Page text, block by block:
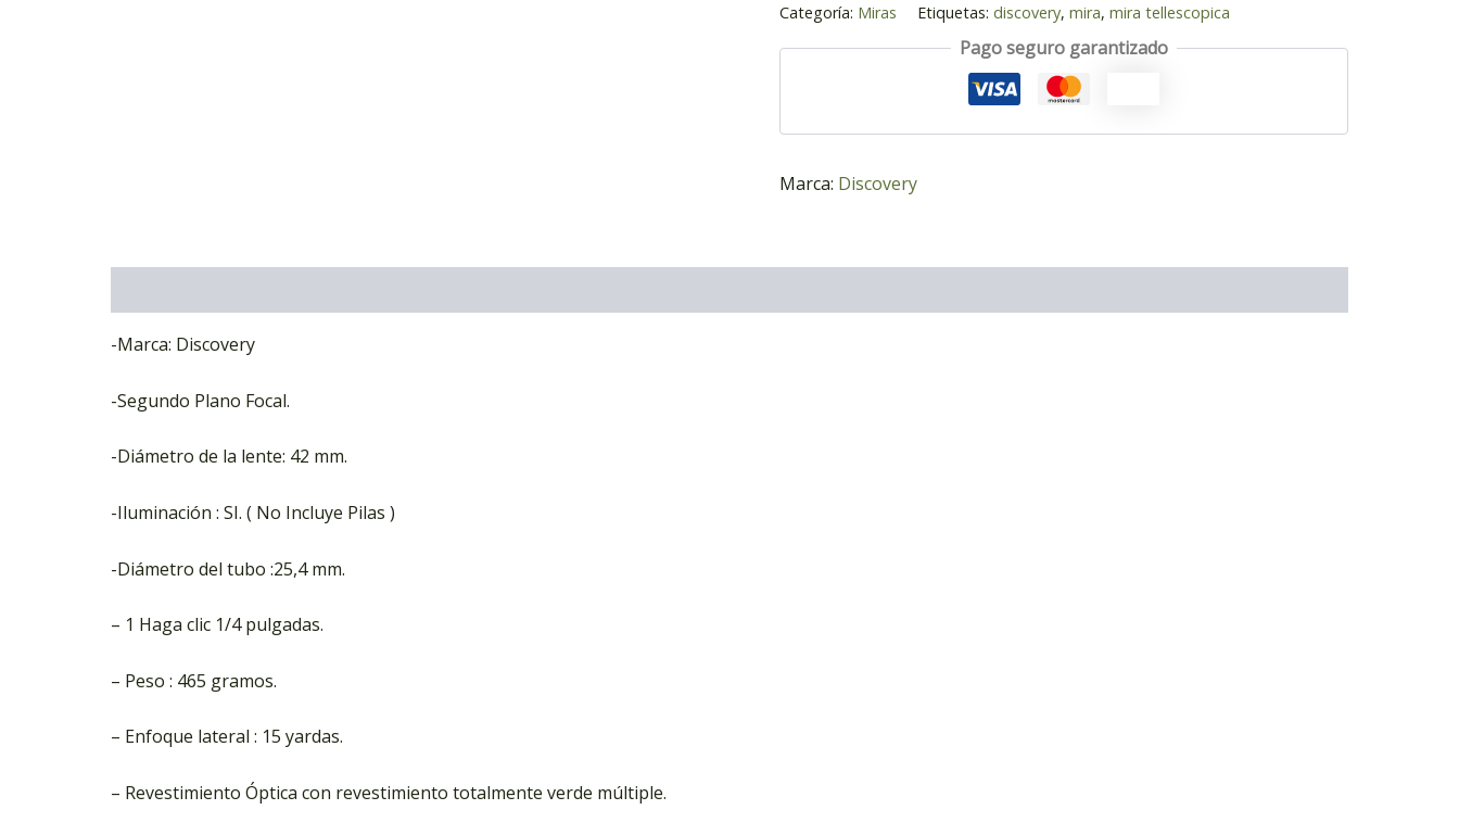
Categoría: Miras Etiquetas: discovery, mira, mira tellescopica
Pago seguro garantizado
Marca: Discovery
-Marca: Discovery
-Segundo Plano Focal.
-Diámetro de la lente: 42 mm.
-Iluminación : SI. ( No Incluye Pilas )
-Diámetro del tubo :25,4 mm.
– 1 Haga clic 1/4 pulgadas.
– Peso : 465 gramos.
– Enfoque lateral : 15 yardas.
– Revestimiento Óptica con revestimiento totalmente verde múltiple.